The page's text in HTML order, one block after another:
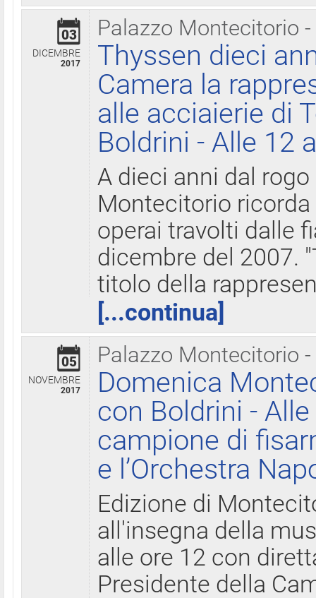
Palazzo Montecitorio
03
DICEMBRE
2017
Thyssen dieci
Camera la
alle acciaierie di
Boldrini - Alle 12
A dieci anni dal
Montecitorio
operai travolti dalle
dicembre del 2007.
titolo della
[...continua]
Palazzo Montecitorio
05
NOVEMBRE
2017
Domenica
con Boldrini -
campione di
e l’Orchestra
Edizione di
all'insegna della
alle ore 12 con
Presidente della